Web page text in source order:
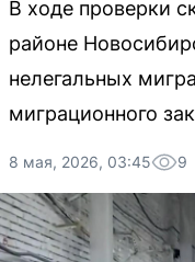
В ходе проверки
районе
нелегальных
миграционного
8 мая, 2026, 03:45 9